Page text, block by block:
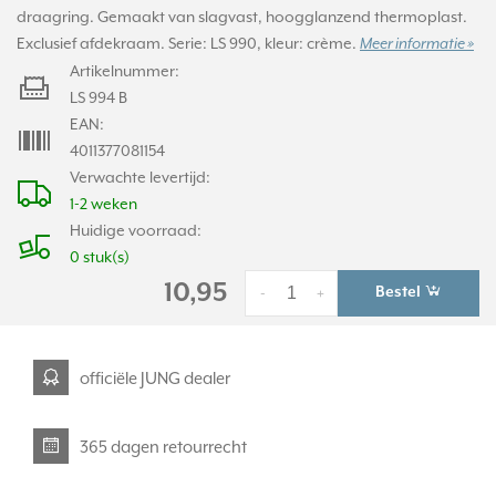
draagring. Gemaakt van slagvast, hoogglanzend thermoplast.
Exclusief afdekraam. Serie: LS 990, kleur: crème. Meer informatie »
Verwachte levertijd:
1-2 weken
Huidige voorraad:
0 stuk(s)
Artikelnummer:
LS 994 B
EAN:
4011377081154
10,95 +
- Bestel
officiële JUNG dealer
365 dagen retourrecht